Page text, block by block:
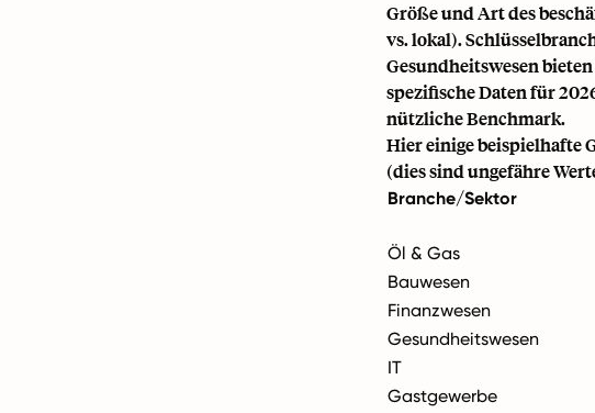
Größe und Art des
vs. lokal).
Gesundheitswesen
spezifische Daten für
nützliche Benchmark.
Hier einige beispielhafte
(dies sind ungefähre
Branche/Sektor
Öl & Gas
Bauwesen
Finanzwesen
Gesundheitswesen
IT
Gastgewerbe